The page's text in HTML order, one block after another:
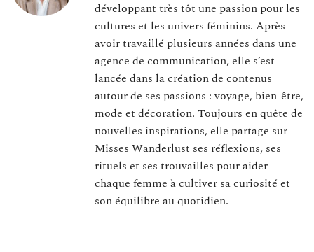
développant très tôt une passion pour les
cultures et les univers féminins. Après
avoir travaillé plusieurs années dans une
agence de communication, elle s’est
lancée dans la création de contenus
autour de ses passions : voyage, bien-être,
mode et décoration. Toujours en quête de
nouvelles inspirations, elle partage sur
Misses Wanderlust ses réflexions, ses
rituels et ses trouvailles pour aider
chaque femme à cultiver sa curiosité et
son équilibre au quotidien.